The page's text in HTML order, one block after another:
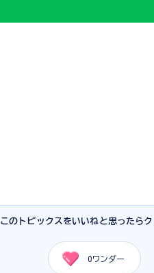
このトピックスをいいねと思ったらク
0ワンダー